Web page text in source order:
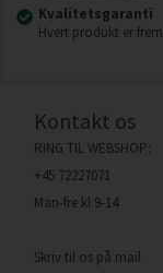
Kvalitetsgaranti
Hvert produkt er
Kontakt os
RING TIL WEBSHOP:
+45 72227071
Man-fre kl 9-14
Skriv til os på mail